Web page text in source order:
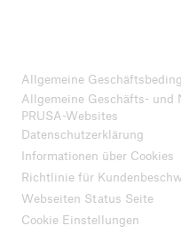
Allgemeine
Allgemeine Geschäfts- und
PRUSA-Websites
Datenschutzerklärung
Informationen über Cookies
Richtlinie für
Webseiten Status Seite
Cookie Einstellungen